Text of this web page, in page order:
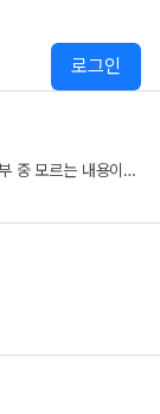
로그인
중 모르는 내용이
2개 있다고 하고, c